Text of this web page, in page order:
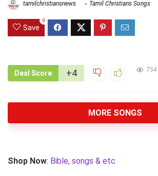
tamilchristiansnews Tamil Christians Songs
Save
0
Deal Score +4 754
MORE SONGS
Shop Now: Bible, songs & etc